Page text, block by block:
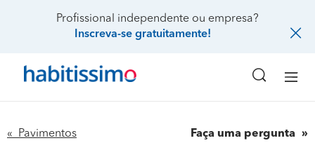
Profissional independente ou empresa?
Inscreva-se gratuitamente!
« Pavimentos Faça uma pergunta